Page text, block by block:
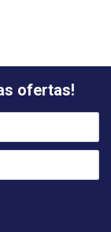
ofertas!